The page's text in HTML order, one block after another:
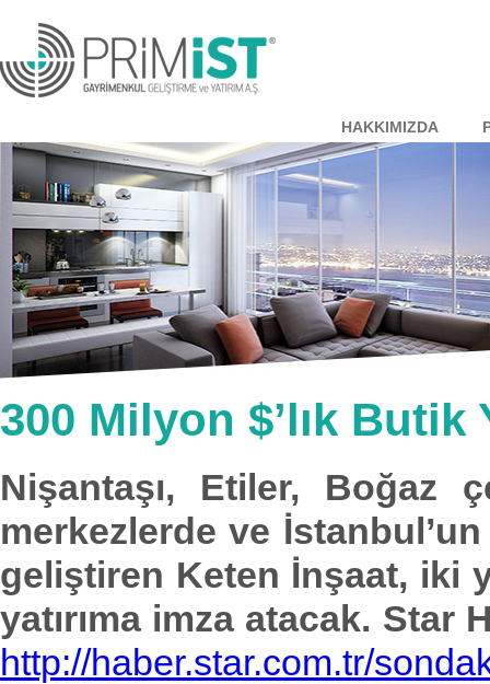
HAKKIMIZDA
300 Milyon $’lık Butik
Nişantaşı, Etiler, Boğaz
merkezlerde ve
geliştiren Keten İnşaat, iki
yatırıma imza atacak. Star
http://haber.star.com.tr/